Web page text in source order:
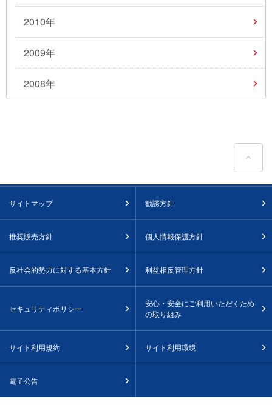
2010年
2009年
2008年
ペ
サイトマップ 勧誘方針
推奨販売方針 個人情報保護方針
反社会的勢力に対する基本方針 利益相反管理方針
セキュリティポリシー
安心・安全にご利用いただくため
の取り組み
サイト利用規約 サイト利用環境
電子公告